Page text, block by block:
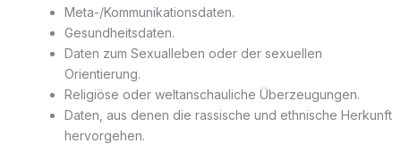
Meta-/Kommunikationsdaten.
Gesundheitsdaten.
Daten zum Sexualleben oder der sexuellen
Orientierung.
Religiöse oder weltanschauliche Überzeugungen.
Daten, aus denen die rassische und ethnische Herkunft
hervorgehen.